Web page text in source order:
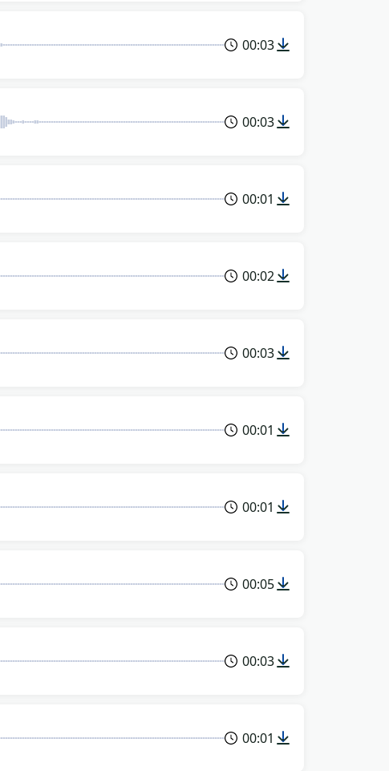
00:03
00:03
00:01
00:02
00:03
00:01
00:01
00:05
00:03
00:01